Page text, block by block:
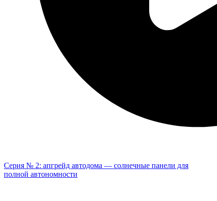
Серия № 2: апгрейд автодома — солнечные панели для
полной автономности